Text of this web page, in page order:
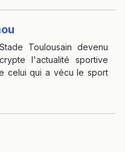
Toulousain devenu
l'actualité sportive
celui qui a vécu le sport